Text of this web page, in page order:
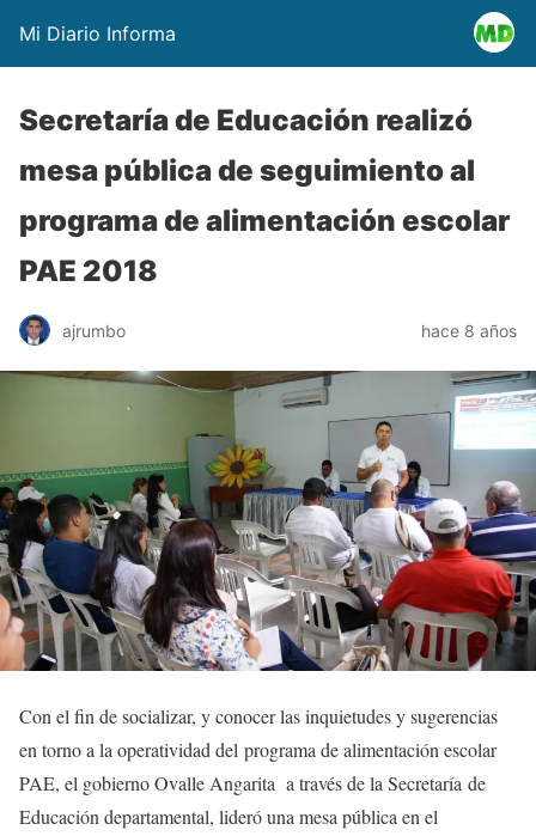
Mi Diario Informa
Secretaría de Educación realizó
mesa pública de seguimiento al
programa de alimentación escolar
PAE 2018
ajrumbo hace 8 años
Con el fin de socializar, y conocer las inquietudes y sugerencias
en torno a la operatividad del programa de alimentación escolar
PAE, el gobierno Ovalle Angarita a través de la Secretaría de
Educación departamental, lideró una mesa pública en el